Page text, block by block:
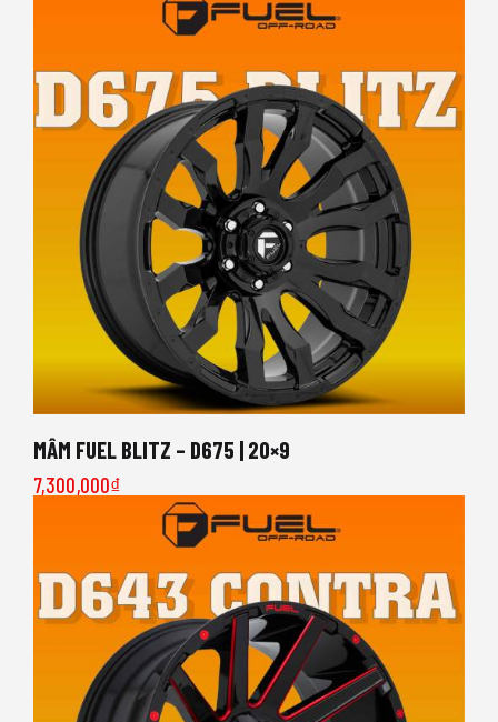
MÂM FUEL BLITZ – D675 | 20×9
7,300,000₫